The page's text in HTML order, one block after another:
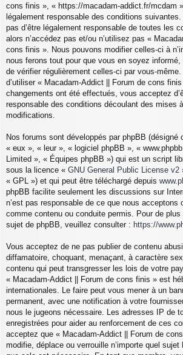
cons finis », « https://macadam-addict.fr/mcdam
légalement responsable des conditions suivantes.
pas d’être légalement responsable de toutes les
alors n’accédez pas et/ou n’utilisez pas «
cons finis ». Nous pouvons modifier celles-ci à
nous ferons tout pour que vous en soyez informé,
de vérifier régulièrement celles-ci par vous-
d’utiliser « Macadam-Addict || Forum de cons
changements ont été effectués, vous acceptez
responsable des conditions découlant des mises
modifications.
Nos forums sont développés par phpBB (désigné
« eux », « leur », « logiciel phpBB », «
Limited », « Équipes phpBB ») qui est un script
sous la licence « GNU General Public License v2
« GPL ») et qui peut être téléchargé depuis
phpBB facilite seulement les discussions sur
n’est pas responsable de ce que nous acceptons
comme contenu ou conduite permis. Pour de
sujet de phpBB, veuillez consulter : https://
Vous acceptez de ne pas publier de contenu
diffamatoire, choquant, menaçant, à caractère
contenu qui peut transgresser les lois de votre
« Macadam-Addict || Forum de cons finis » est
internationales. Le faire peut vous mener à un
permanent, avec une notification à votre
nous le jugeons nécessaire. Les adresses IP de
enregistrées pour aider au renforcement de ces
acceptez que « Macadam-Addict || Forum de
modifie, déplace ou verrouille n’importe quel